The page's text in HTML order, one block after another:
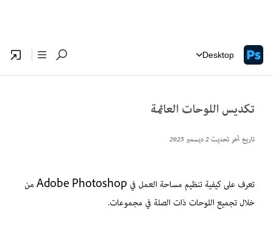
Desktop
تكديس اللوحات العائمة
تاريخ آخر تحديث2 ديسمبر 2025
تعرف على كيفية تنظيم مساحة العمل في Adobe Photoshop من
خلال تجميع اللوحات ذات الصلة في مجموعات.